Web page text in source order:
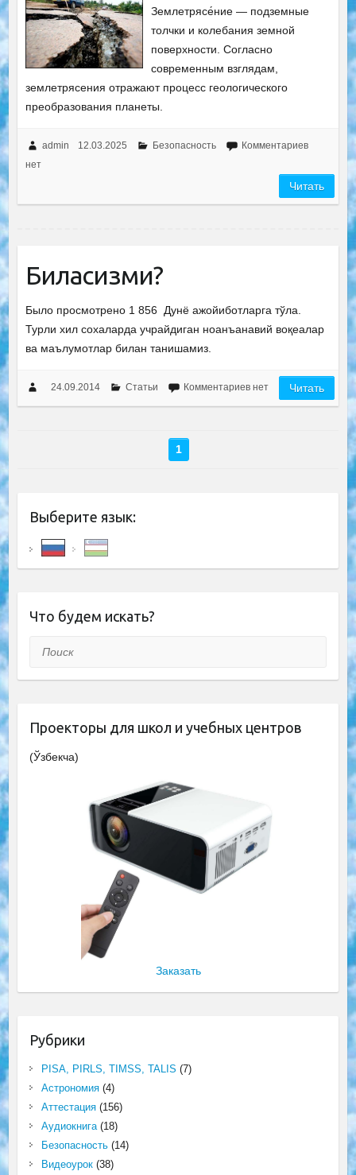
Землетрясе́ние — подземные
толчки и колебания земной
поверхности. Согласно
современным взглядам,
землетрясения отражают процесс геологического
преобразования планеты.
admin 12.03.2025 Безопасность
Комментариев
нет
Читать
Биласизми?
Было просмотрено 1 856 Дунё ажойиботларга тўла.
Турли хил сохаларда учрайдиган ноанъанавий воқеалар
ва маълумотлар билан танишамиз.
24.09.2014 Статьи Комментариев нет Читать
1
Выберите язык:
Что будем искать?
Поиск
Проекторы для школ и учебных центров
(Ўзбекча)
Заказать
Рубрики
PISA, PIRLS, TIMSS, TALIS (7)
Астрономия(4)
Аттестация(156)
Аудиокнига(18)
Безопасность(14)
Видеоурок(38)